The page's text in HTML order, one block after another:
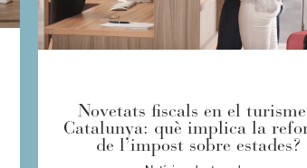
Novetats fiscals en el
Catalunya: què implica la
de l’impost sobre estades?